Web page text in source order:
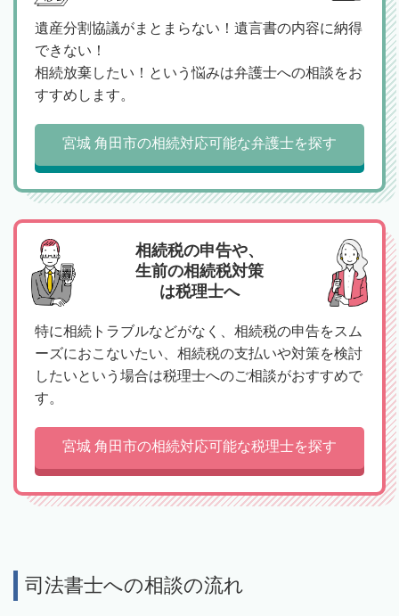
遺産分割協議がまとまらない！遺言書の内容に納得
できない！
相続放棄したい！という悩みは弁護士への相談をお
すすめします。
宮城 角田市の相続対応可能な弁護士を探す
相続税の申告や、
生前の相続税対策
は税理士へ
特に相続トラブルなどがなく、相続税の申告をスム
ーズにおこないたい、相続税の支払いや対策を検討
したいという場合は税理士へのご相談がおすすめで
す。
宮城 角田市の相続対応可能な税理士を探す
司法書士への相談の流れ